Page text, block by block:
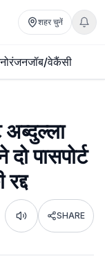
शहर चुनें
जॉब/वेकैंसी
पासपोर्ट
Listen SHARE